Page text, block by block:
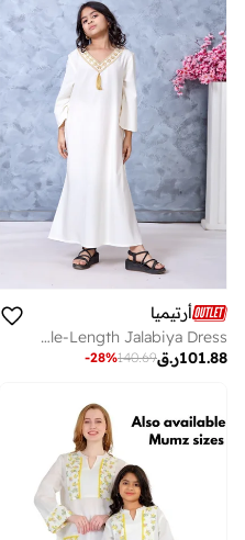
أرتيميا
Girls Ivory Gold Embroidered Premium Rayon Ankle-Length Jalabiya Dress
ر.ق101.88
140.69
-28%